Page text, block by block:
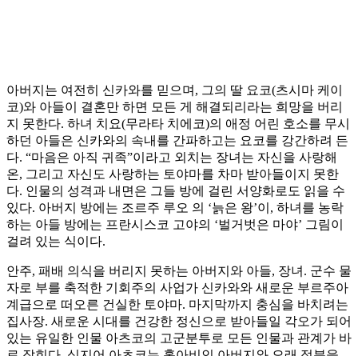
아버지는 여전히 신카와를 믿으며, 그의 딸 요코(츠시마 케이
코)와 아들이 결혼만 하면 모든 게 해결되리라는 희망을 버리
지 못한다. 하녀 치요(무라타 치에코)의 애정 어린 호소를 무시
하던 아들은 신카와의 속내를 간파하고는 요코를 강간하려 든
다. “마음은 아직 귀족”이라고 외치는 장녀는 자신을 사랑해
온, 그리고 자신도 사랑하는 토야마를 차마 받아들이지 못한
다. 인물의 성격과 내면은 그들 방에 걸린 서양화로도 읽을 수
있다. 아버지 방에는 조르주 루오 의 ‘늙은 왕’이, 하녀를 농락
하는 아들 방에는 프란시스코 고야의 ‘벌거벗은 마야’ 그림이
걸려 있는 식이다.
안주, 패배 의식을 버리지 못하는 아버지와 아들, 장녀. 군수 물
자로 부를 축적한 기회주의 사업가 신카와와 새로운 부르주아
계급으로 떠오른 건실한 토야마. 마지막까지 충심을 바치려는
집사장. 새로운 시대를 건강한 정신으로 받아들일 각오가 되어
있는 유일한 인물 아츠코의 고군분투로 모든 인물과 관계가 바